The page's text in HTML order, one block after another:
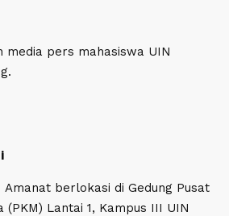
media pers mahasiswa UIN
Amanat berlokasi di Gedung Pusat
(PKM) Lantai 1, Kampus III UIN